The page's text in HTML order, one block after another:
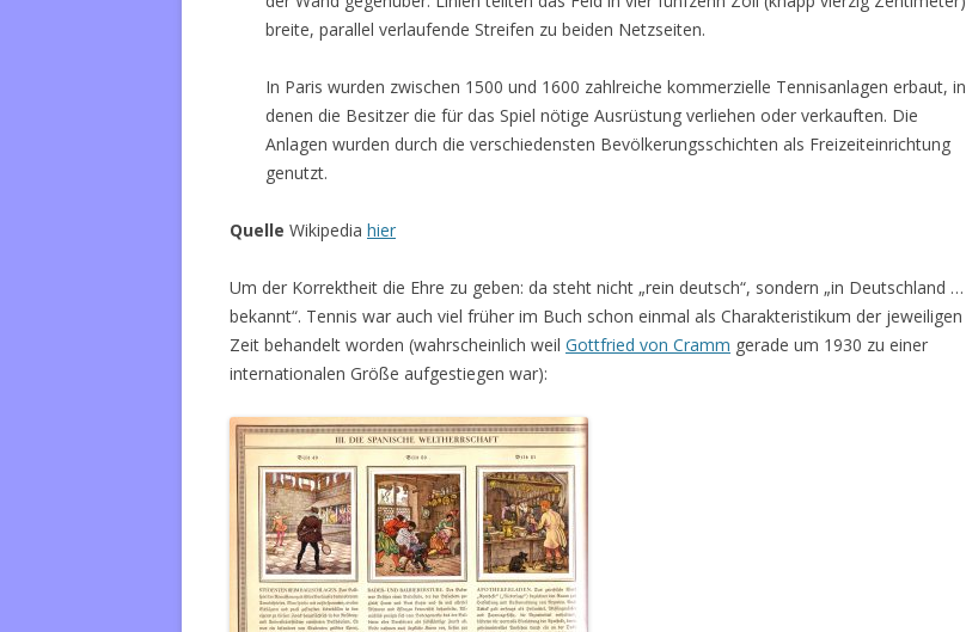
breite, parallel verlaufende Streifen zu beiden Netzseiten.
In Paris wurden zwischen 1500 und 1600 zahlreiche kommerzielle Tennisanlagen erbaut, in
denen die Besitzer die für das Spiel nötige Ausrüstung verliehen oder verkauften. Die
Anlagen wurden durch die verschiedensten Bevölkerungsschichten als Freizeiteinrichtung
genutzt.
Quelle Wikipedia hier
Um der Korrektheit die Ehre zu geben: da steht nicht „rein deutsch“, sondern „in Deutschland …
bekannt“. Tennis war auch viel früher im Buch schon einmal als Charakteristikum der jeweiligen
Zeit behandelt worden (wahrscheinlich weil Gottfried von Cramm gerade um 1930 zu einer
internationalen Größe aufgestiegen war):